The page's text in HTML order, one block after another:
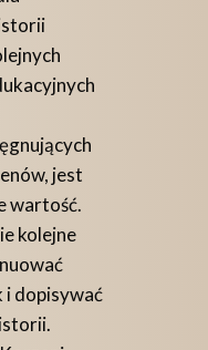
jest
wartość.
kolejne
i dopisywać